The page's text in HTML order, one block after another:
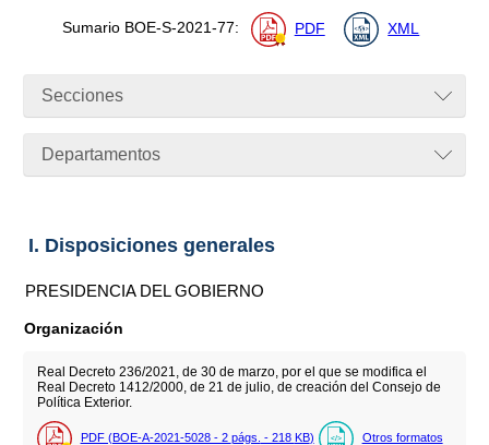
Sumario BOE-S-2021-77: PDF XML
Secciones
Departamentos
I. Disposiciones generales
PRESIDENCIA DEL GOBIERNO
Organización
Real Decreto 236/2021, de 30 de marzo, por el que se modifica el
Real Decreto 1412/2000, de 21 de julio, de creación del Consejo de
Política Exterior.
PDF (BOE-A-2021-5028 - 2 págs. - 218 KB) Otros formatos